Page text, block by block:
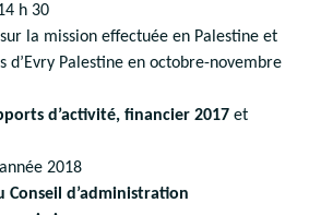
h 30
la mission effectuée en Palestine et
d’Evry Palestine en octobre-novembre
d’activité, financier 2017 et
2018
Conseil d’administration